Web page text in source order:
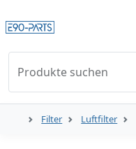
Produkte suchen
Filter Luftfilter